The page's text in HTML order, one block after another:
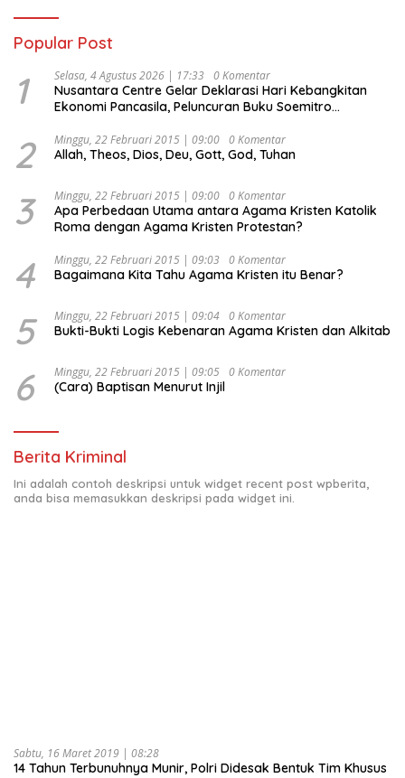
Popular Post
1 Selasa, 4 Agustus 2026 | 17:33 0 Komentar
Nusantara Centre Gelar Deklarasi Hari Kebangkitan
Ekonomi Pancasila, Peluncuran Buku Soemitro
Ekonomi Politik Indonesia) & Simposium Nasional
“Urgensi Undang-Undang Perekonomian Nasional dan
Indonesia Emas 2045”,
2 Minggu, 22 Februari 2015 | 09:00 0 Komentar
Allah, Theos, Dios, Deu, Gott, God, Tuhan
3 Minggu, 22 Februari 2015 | 09:00 0 Komentar
Apa Perbedaan Utama antara Agama Kristen Katolik
Roma dengan Agama Kristen Protestan?
4 Minggu, 22 Februari 2015 | 09:03 0 Komentar
Bagaimana Kita Tahu Agama Kristen itu Benar?
5 Minggu, 22 Februari 2015 | 09:04 0 Komentar
Bukti-Bukti Logis Kebenaran Agama Kristen dan Alkitab
6 Minggu, 22 Februari 2015 | 09:05 0 Komentar
(Cara) Baptisan Menurut Injil
Berita Kriminal
Ini adalah contoh deskripsi untuk widget recent post wpberita,
anda bisa memasukkan deskripsi pada widget ini.
Sabtu, 16 Maret 2019 | 08:28
14 Tahun Terbunuhnya Munir, Polri Didesak Bentuk Tim Khusus